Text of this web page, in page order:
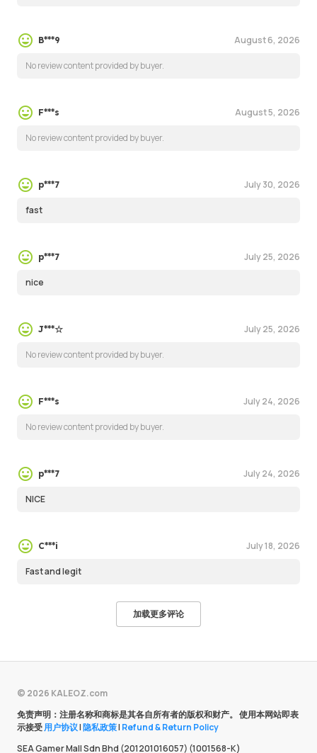
B***9 August 6, 2026
No review content provided by buyer.
F***s August 5, 2026
No review content provided by buyer.
p***7 July 30, 2026
fast
p***7 July 25, 2026
nice
J***☆ July 25, 2026
No review content provided by buyer.
F***s July 24, 2026
No review content provided by buyer.
p***7 July 24, 2026
NICE
C***i July 18, 2026
Fast and legit
加载更多评论
© 2026 KALEOZ.com
免责声明：注册名称和商标是其各自所有者的版权和财产。 使用本网站即表
示接受用户协议|隐私政策| Refund & Return Policy
SEA Gamer Mall Sdn Bhd (201201016057) (1001568-K)